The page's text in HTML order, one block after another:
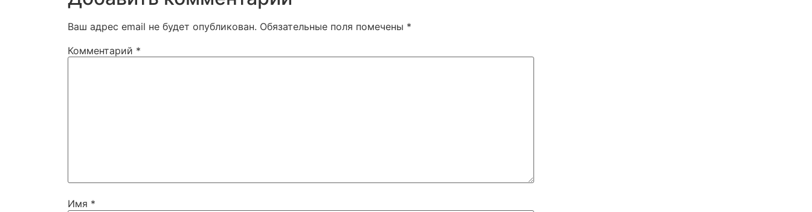
Ваш адрес email не будет опубликован. Обязательные поля помечены *
Комментарий *
Имя *